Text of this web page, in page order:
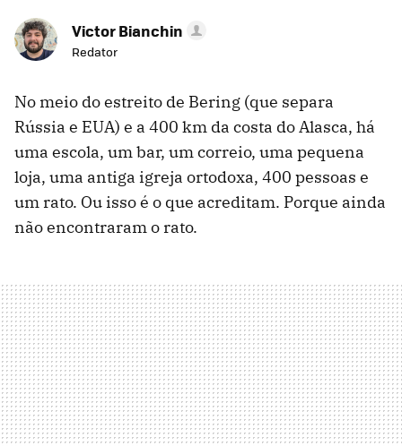
Victor Bianchin
Redator
No meio do estreito de Bering (que separa
Rússia e EUA) e a 400 km da costa do Alasca, há
uma escola, um bar, um correio, uma pequena
loja, uma antiga igreja ortodoxa, 400 pessoas e
um rato. Ou isso é o que acreditam. Porque ainda
não encontraram o rato.